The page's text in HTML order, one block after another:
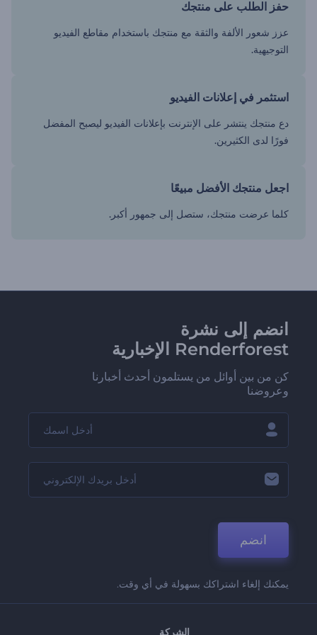
حفز الطلب على منتجك
عزز شعور الألفة والثقة مع منتجك باستخدام مقاطع الفيديو
التوجيهية.
استثمر في إعلانات الفيديو
دع منتجك ينتشر على الإنترنت بإعلانات الفيديو ليصبح المفضل
فورًا لدى الكثيرين.
اجعل منتجك الأفضل مبيعًا
كلما عرضت منتجك، ستصل إلى جمهور أكبر.
انضم إلى نشرة
Renderforest الإخبارية
كن من بين أوائل من يستلمون أحدث أخبارنا
وعروضنا
انضم
يمكنك إلغاء اشتراكك بسهولة في أي وقت.
الشركة